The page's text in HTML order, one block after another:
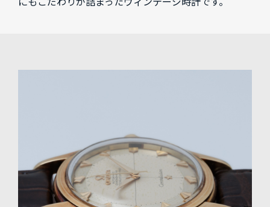
にもこだわりが詰まったヴィンテージ時計です。